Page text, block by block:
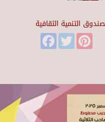
التنمية الثقافية
FacebookTwitter